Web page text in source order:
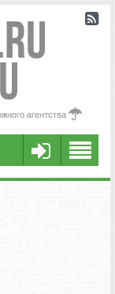
агентства